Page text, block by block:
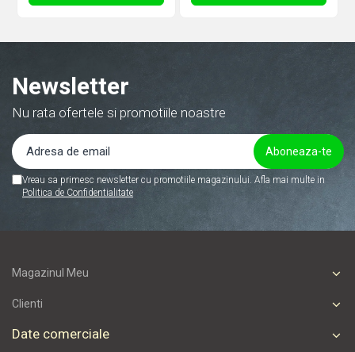
Newsletter
Nu rata ofertele si promotiile noastre
Vreau sa primesc newsletter cu promotiile magazinului. Afla mai multe in
Politica de Confidentialitate
Magazinul Meu
Clienti
Date comerciale